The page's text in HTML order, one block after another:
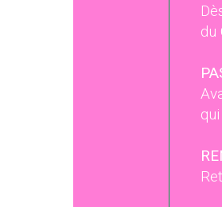
du